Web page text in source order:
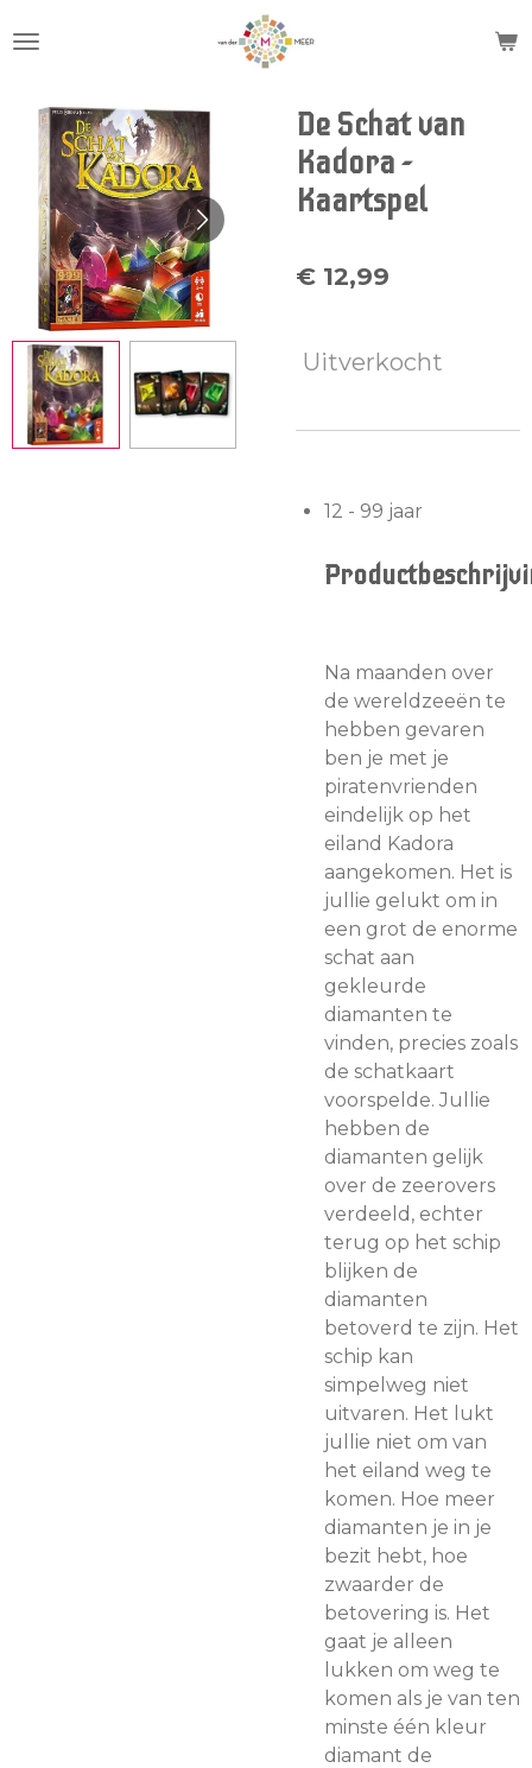
direct
hoofdinhoud
De Schat van
Kadora -
Kaartspel
€ 12,99
Uitverkocht
12 - 99 jaar
Na maanden over
de wereldzeeën te
hebben gevaren
ben je met je
piratenvrienden
eindelijk op het
eiland Kadora
aangekomen. Het is
jullie gelukt om in
een grot de enorme
schat aan
gekleurde
diamanten te
vinden, precies zoals
de schatkaart
voorspelde. Jullie
hebben de
diamanten gelijk
over de zeerovers
verdeeld, echter
terug op het schip
blijken de
diamanten
betoverd te zijn. Het
schip kan
simpelweg niet
uitvaren. Het lukt
jullie niet om van
het eiland weg te
komen. Hoe meer
diamanten je in je
bezit hebt, hoe
zwaarder de
betovering is. Het
gaat je alleen
lukken om weg te
komen als je van ten
minste één kleur
diamant de